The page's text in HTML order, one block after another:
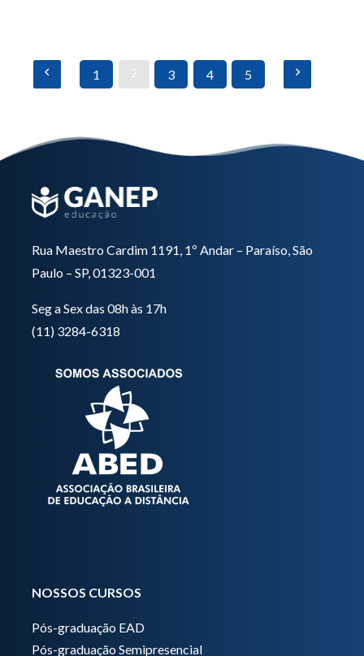
1 2 3 4 5
Rua Maestro Cardim 1191, 1º Andar – Paraíso, São
Paulo – SP, 01323-001
Seg a Sex das 08h às 17h
(11) 3284-6318
NOSSOS CURSOS
Pós-graduação EAD
Pós-graduação Semipresencial